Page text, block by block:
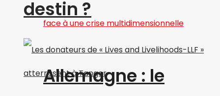
destin ?
Allemagne : le